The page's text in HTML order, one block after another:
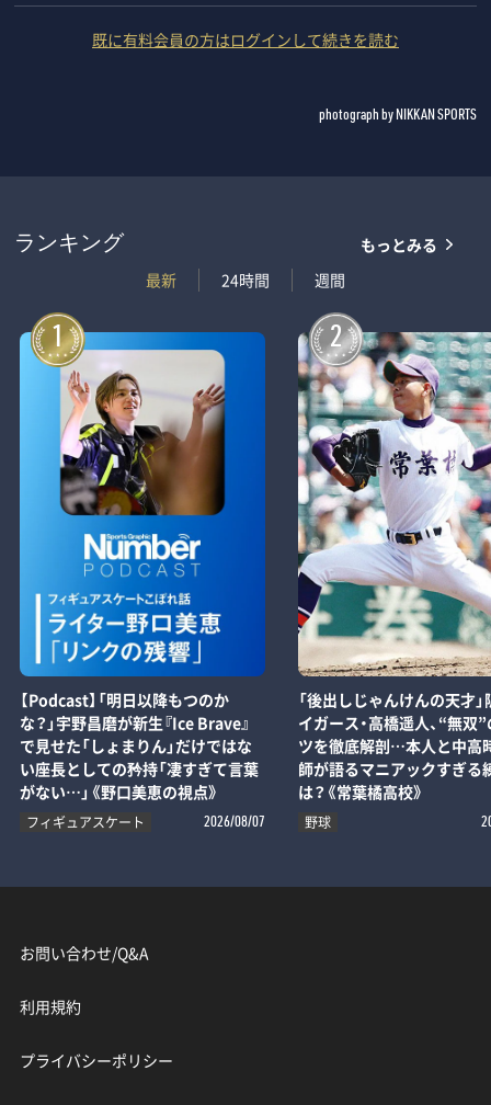
既に有料会員の方はログインして続きを読む
photograph by NIKKAN SPORTS
ランキング
最新
24時間 週間
もっとみる
1
【Podcast】「明日以降もつのか
な？」宇野昌磨が新生『Ice Brave』
で見せた「しょまりん」だけではな
い座長としての矜持「凄すぎて言葉
がない…」《野口美恵の視点》
フィギュアスケート 2026/08/07
2
「後出しじゃんけんの天才
イガース・高橋遥人、“無双
ツを徹底解剖…本人と中高
師が語るマニアックすぎる
は？《常葉橘高校》
野球
お問い合わせ/Q&A
利用規約
プライバシーポリシー